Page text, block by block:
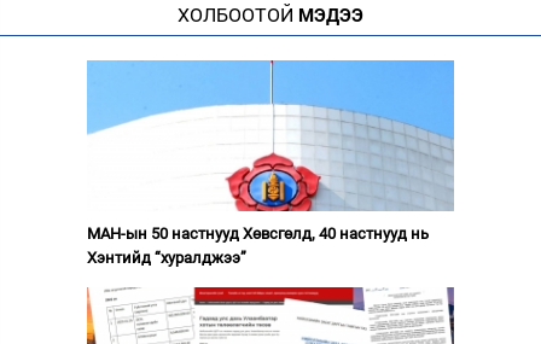
ХОЛБООТОЙ МЭДЭЭ
МАН-ын 50 настнууд Хөвсгөлд, 40 настнууд нь
Хэнтийд “хуралджээ”